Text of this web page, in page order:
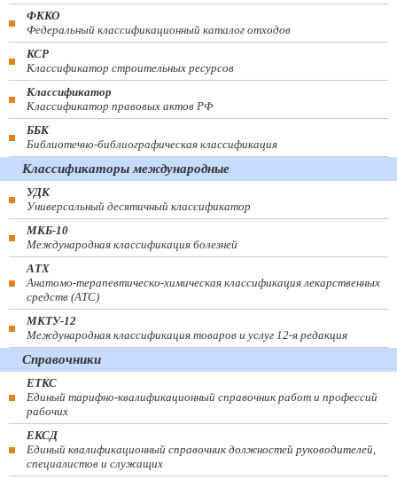
ФККО
Федеральный классификационный каталог отходов
КСР
Классификатор строительных ресурсов
Классификатор
Классификатор правовых актов РФ
ББК
Библиотечно-библиографическая классификация
Классификаторы международные
УДК
Универсальный десятичный классификатор
МКБ-10
Международная классификация болезней
АТХ
Анатомо-терапевтическо-химическая классификация лекарственных
средств (ATC)
МКТУ-12
Международная классификация товаров и услуг 12-я редакция
Справочники
ЕТКС
Единый тарифно-квалификационный справочник работ и профессий
рабочих
ЕКСД
Единый квалификационный справочник должностей руководителей,
специалистов и служащих